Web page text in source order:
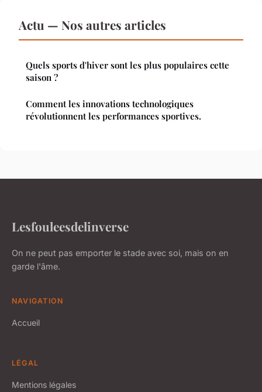
Actu — Nos autres articles
Quels sports d'hiver sont les plus populaires cette
saison ?
Comment les innovations technologiques
révolutionnent les performances sportives.
Lesfouleesdelinverse
On ne peut pas emporter le stade avec soi, mais on en
garde l'âme.
NAVIGATION
Accueil
LÉGAL
Mentions légales